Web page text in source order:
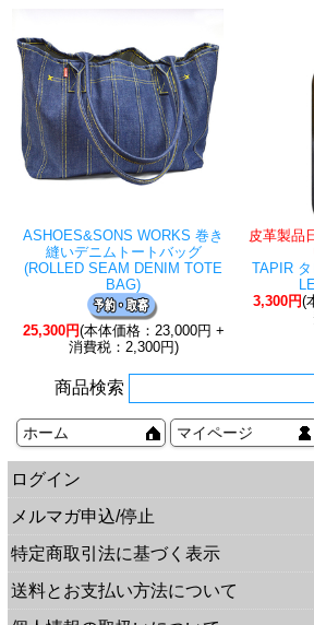
ASHOES&SONS WORKS 巻き
縫いデニムトートバッグ
(ROLLED SEAM DENIM TOTE
BAG)
25,300円(本体価格：23,000円 +
消費税：2,300円)
皮革製品
TAPIR
3,300円(
商品検索
ホーム マイページ
ログイン
メルマガ申込/停止
特定商取引法に基づく表示
送料とお支払い方法について